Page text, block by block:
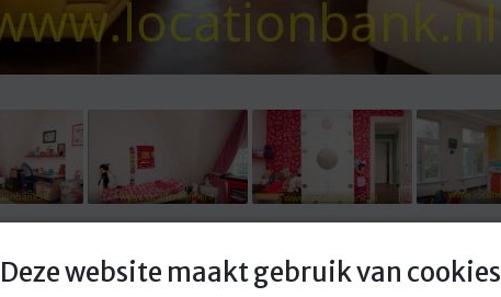
Vraag offerte aan voor deze locatie
Deze website maakt gebruik van cookies